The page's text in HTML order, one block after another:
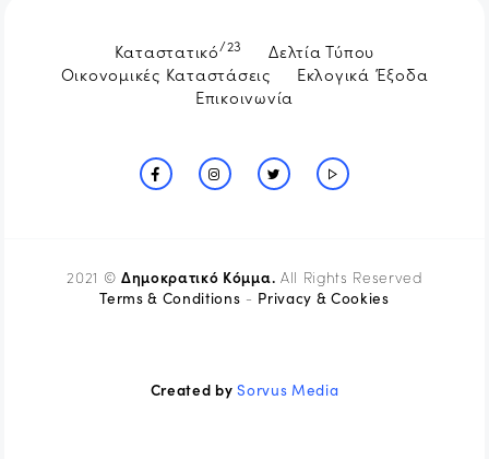
Καταστατικό/23
Δελτία Τύπου
Οικονομικές Καταστάσεις
Εκλογικά Έξοδα
Επικοινωνία
2021 ©Δημοκρατικό Κόμμα. All Rights Reserved
Terms & Conditions - Privacy & Cookies
Created bySorvus Media